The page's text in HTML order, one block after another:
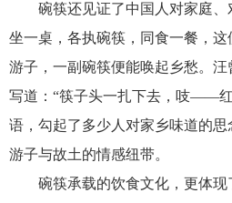
碗筷还见证了中国人对家庭
坐一桌，各执碗筷，同食一餐，这
游子，一副碗筷便能唤起乡愁。
写道：“筷子头一扎下去，吱——
语，勾起了多少人对家乡味道的
游子与故土的情感纽带。
碗筷承载的饮食文化，更体现